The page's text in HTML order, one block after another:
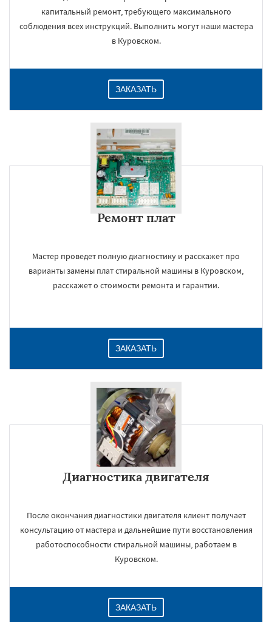
капитальный ремонт, требующего максимального
соблюдения всех инструкций. Выполнить могут наши мастера
в Куровском.
ЗАКАЗАТЬ
Ремонт плат
Мастер проведет полную диагностику и расскажет про
варианты замены плат стиральной машины в Куровском,
расскажет о стоимости ремонта и гарантии.
ЗАКАЗАТЬ
Диагностика двигателя
После окончания диагностики двигателя клиент получает
консультацию от мастера и дальнейшие пути восстановления
работоспособности стиральной машины, работаем в
Куровском.
ЗАКАЗАТЬ